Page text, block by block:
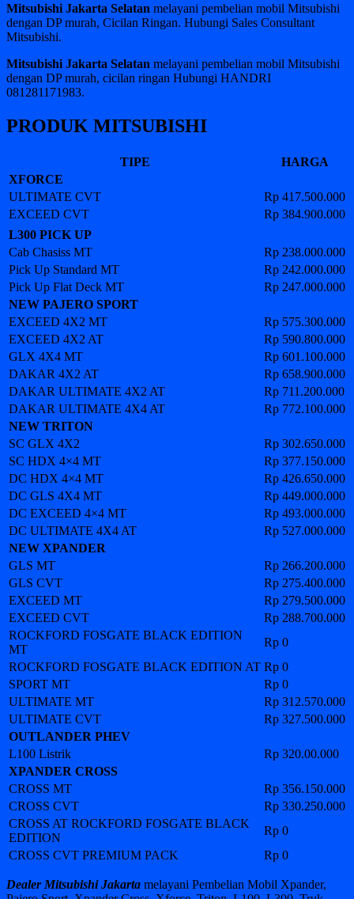
Mitsubishi Jakarta Selatan melayani pembelian mobil Mitsubishi
dengan DP murah, Cicilan Ringan. Hubungi Sales Consultant
Mitsubishi.
Mitsubishi Jakarta Selatan melayani pembelian mobil Mitsubishi
dengan DP murah, cicilan ringan Hubungi HANDRI
081281171983.
PRODUK MITSUBISHI
TIPE
HARGA
XFORCE
ULTIMATE CVT
Rp 417.500.000
EXCEED CVT
Rp 384.900.000
L300 PICK UP
Cab Chasiss MT
Rp 238.000.000
Pick Up Standard MT
Rp 242.000.000
Pick Up Flat Deck MT
Rp 247.000.000
NEW PAJERO SPORT
EXCEED 4X2 MT
Rp 575.300.000
EXCEED 4X2 AT
Rp 590.800.000
GLX 4X4 MT
Rp 601 .100.000
DAKAR 4X2 AT
Rp 658.900.000
DAKAR ULTIMATE 4X2 AT
Rp 711 .200.000
DAKAR ULTIMATE 4X4 AT
Rp 772.100.000
NEW TRITON
SC GLX 4X2
Rp 302.650.000
SC HDX 4×4 MT
Rp 377.150.000
DC HDX 4×4 MT
Rp 426.650.000
DC GLS 4X4 MT
Rp 449.000.000
DC EXCEED 4×4 MT
Rp 493.000.000
DC ULTIMATE 4X4 AT
Rp 527.000.000
NEW XPANDER
GLS MT
Rp 266.200.000
GLS CVT
Rp 275.400.000
EXCEED MT
Rp 279.500.000
EXCEED CVT
Rp 288.700.000
ROCKFORD FOSGATE BLACK EDITION
MT
Rp 0
ROCKFORD FOSGATE BLACK EDITION AT Rp 0
SPORT MT
Rp 0
ULTIMATE MT
Rp 312.570.000
ULTIMATE CVT
Rp 327.500.000
OUTLANDER PHEV
L100 Listrik
Rp 320.00.000
XPANDER CROSS
CROSS MT
Rp 356.150.000
CROSS CVT
Rp 330.250.000
CROSS AT ROCKFORD FOSGATE BLACK
EDITION
Rp 0
CROSS CVT PREMIUM PACK
Rp 0
Dealer Mitsubishi Jakarta melayani Pembelian Mobil Xpander,